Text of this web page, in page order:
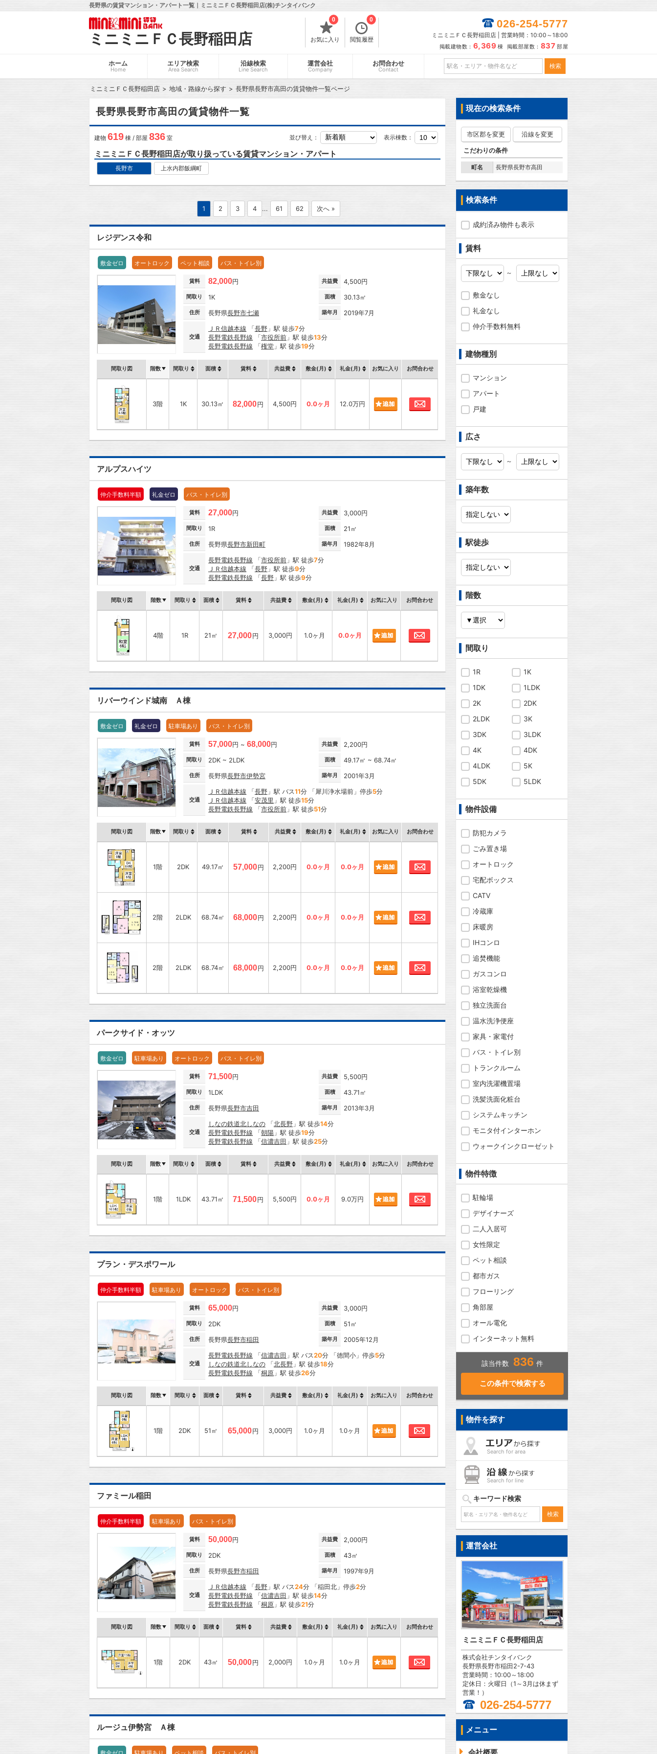
長野県の賃貸マンション・アパート一覧｜ミニミニＦＣ長野稲田店(株)チンタイバンク
ミニミニＦＣ長野稲田店 お気に入り
0
閲覧履歴
0 026-254-5777
ミニミニＦＣ長野稲田店 | 営業時間：10:00～18:00
掲載建物数： 6,369 棟 掲載部屋数： 837 部屋
ホーム
Home
エリア検索
Area Search
沿線検索
Line Search
運営会社
Company
お問合わせ
Contact
ミニミニＦＣ長野稲田店 地域・路線から探す 長野県長野市高田の賃貸物件一覧ページ
長野県長野市高田の賃貸物件一覧
建物 619 棟 / 部屋 836 室 並び替え：
ミニミニＦＣ長野稲田店が取り扱っている賃貸マンション・アパート
長野市 上水内郡飯綱町
表示棟数：
1 2 3 4 ... 61 62 次へ »
レジデンス令和
敷金ゼロ オートロック ペット相談 バス・トイレ別
賃料 82,000円 共益費 4,500円
間取り 1K 面積 30.13㎡
住所 長野県長野市七瀬 築年月 2019年7月
交通
ＪＲ信越本線 「長野 」駅 徒歩7分
長野電鉄長野線 「市役所前 」駅 徒歩13分
長野電鉄長野線 「権堂 」駅 徒歩19分
間取り図 階数 間取り 面積 賃料 共益費 敷金(月) 礼金(月) お気に入り お問合わせ
3階 1K 30.13㎡ 82,000円 4,500円 0.0ヶ月 12.0万円 お問合わせ
アルプスハイツ
仲介手数料半額 礼金ゼロ バス・トイレ別
賃料 27,000円 共益費 3,000円
間取り 1R 面積 21㎡
住所 長野県長野市新田町 築年月 1982年8月
交通
長野電鉄長野線 「市役所前 」駅 徒歩7分
ＪＲ信越本線 「長野 」駅 徒歩9分
長野電鉄長野線 「長野 」駅 徒歩9分
間取り図 階数 間取り 面積 賃料 共益費 敷金(月) 礼金(月) お気に入り お問合わせ
4階 1R 21㎡ 27,000円 3,000円 1.0ヶ月 0.0ヶ月 お問合わせ
リバーウインド城南 Ａ棟
敷金ゼロ 礼金ゼロ 駐車場あり バス・トイレ別
賃料 57,000円 ~ 68,000円 共益費 2,200円
間取り 2DK ~ 2LDK 面積 49.17㎡ ~ 68.74㎡
住所 長野県長野市伊勢宮 築年月 2001年3月
交通
ＪＲ信越本線 「長野 」駅 バス11分 「犀川浄水場前」停歩5分
ＪＲ信越本線 「安茂里 」駅 徒歩15分
長野電鉄長野線 「市役所前 」駅 徒歩51分
間取り図 階数 間取り 面積 賃料 共益費 敷金(月) 礼金(月) お気に入り お問合わせ
1階 2DK 49.17㎡ 57,000円 2,200円 0.0ヶ月 0.0ヶ月 お問合わせ
2階 2LDK 68.74㎡ 68,000円 2,200円 0.0ヶ月 0.0ヶ月 お問合わせ
2階 2LDK 68.74㎡ 68,000円 2,200円 0.0ヶ月 0.0ヶ月 お問合わせ
パークサイド・オッツ
敷金ゼロ 駐車場あり オートロック バス・トイレ別
賃料 71,500円 共益費 5,500円
間取り 1LDK 面積 43.71㎡
住所 長野県長野市吉田 築年月 2013年3月
交通
しなの鉄道北しなの 「北長野 」駅 徒歩14分
長野電鉄長野線 「朝陽 」駅 徒歩19分
長野電鉄長野線 「信濃吉田 」駅 徒歩25分
間取り図 階数 間取り 面積 賃料 共益費 敷金(月) 礼金(月) お気に入り お問合わせ
1階 1LDK 43.71㎡ 71,500円 5,500円 0.0ヶ月 9.0万円 お問合わせ
プラン・デスポワール
仲介手数料半額 駐車場あり オートロック バス・トイレ別
賃料 65,000円 共益費 3,000円
間取り 2DK 面積 51㎡
住所 長野県長野市稲田 築年月 2005年12月
交通
長野電鉄長野線 「信濃吉田 」駅 バス20分 「徳間小」停歩5分
しなの鉄道北しなの 「北長野 」駅 徒歩18分
長野電鉄長野線 「桐原 」駅 徒歩26分
間取り図 階数 間取り 面積 賃料 共益費 敷金(月) 礼金(月) お気に入り お問合わせ
1階 2DK 51㎡ 65,000円 3,000円 1.0ヶ月 1.0ヶ月 お問合わせ
ファミール稲田
仲介手数料半額 駐車場あり バス・トイレ別
賃料 50,000円 共益費 2,000円
間取り 2DK 面積 43㎡
住所 長野県長野市稲田 築年月 1997年9月
交通
ＪＲ信越本線 「長野 」駅 バス24分 「稲田北」停歩2分
長野電鉄長野線 「信濃吉田 」駅 徒歩14分
長野電鉄長野線 「桐原 」駅 徒歩21分
間取り図 階数 間取り 面積 賃料 共益費 敷金(月) 礼金(月) お気に入り お問合わせ
1階 2DK 43㎡ 50,000円 2,000円 1.0ヶ月 1.0ヶ月 お問合わせ
ルージュ伊勢宮 Ａ棟
現在の検索条件
市区郡を変更 沿線を変更
こだわりの条件
町名 長野県長野市高田
検索条件
成約済み物件も表示
賃料
～
敷金なし
礼金なし
仲介手数料無料
建物種別
マンション
アパート
戸建
広さ
～
築年数
駅徒歩
階数
間取り
1R
1K
1DK
1LDK
2K
2DK
2LDK
3K
3DK
3LDK
4K
4DK
4LDK
5K
5DK
5LDK
物件設備
防犯カメラ
ごみ置き場
オートロック
宅配ボックス
CATV
冷蔵庫
床暖房
IHコンロ
追焚機能
ガスコンロ
浴室乾燥機
独立洗面台
温水洗浄便座
家具・家電付
バス・トイレ別
トランクルーム
室内洗濯機置場
洗髪洗面化粧台
システムキッチン
モニタ付インターホン
ウォークインクローゼット
物件特徴
駐輪場
デザイナーズ
二人入居可
女性限定
ペット相談
都市ガス
フローリング
角部屋
オール電化
インターネット無料
該当件数 836 件
物件を探す
Search for area
Search for line
キーワード検索
運営会社
ミニミニＦＣ長野稲田店
株式会社チンタイバンク
長野県長野市稲田2-7-43
営業時間：10:00～18:00
定休日：火曜日（1～3月は休まず
営業！）
026-254-5777
メニュー